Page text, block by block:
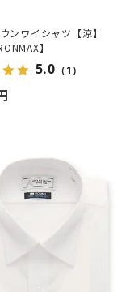
ンワイシャツ【涼】
】
5.0 （1）